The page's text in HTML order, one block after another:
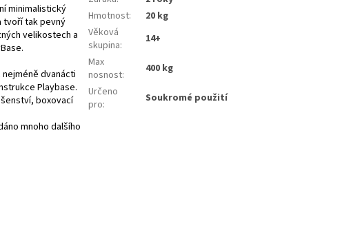
minimalistický
tvoří tak pevný
velikostech a
dvanácti
Playbase.
boxovací
mnoho dalšího
Hmotnost:
20 kg
Věková
skupina:
14+
Max
nosnost:
400 kg
Určeno
pro: Soukromé použití